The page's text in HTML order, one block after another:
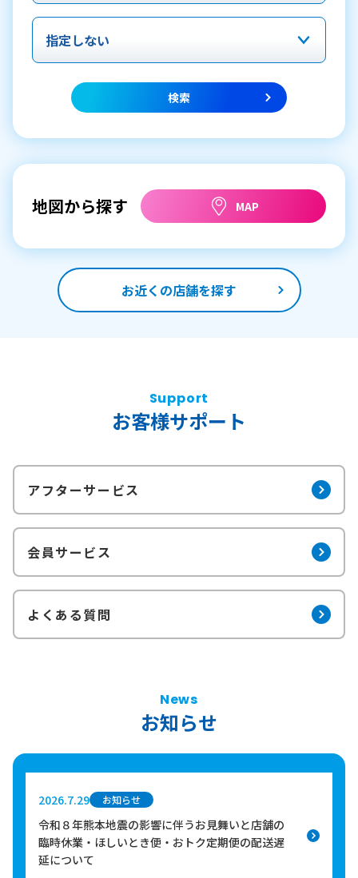
検索
地図から探す MAP
お近くの店舗を探す
Support
お客様サポート
アフターサービス
会員サービス
よくある質問
News
お知らせ
2026.7.29 お知らせ
令和８年熊本地震の影響に伴うお見舞いと店舗の
臨時休業・ほしいとき便・おトク定期便の配送遅
延について